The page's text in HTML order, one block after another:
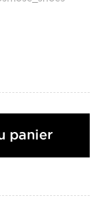
panier